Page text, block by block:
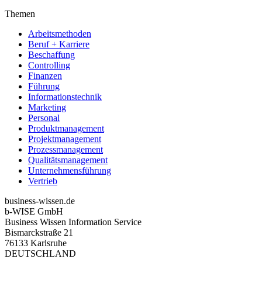
Themen
Arbeitsmethoden
Beruf + Karriere
Beschaffung
Controlling
Finanzen
Führung
Informationstechnik
Marketing
Personal
Produktmanagement
Projektmanagement
Prozessmanagement
Qualitätsmanagement
Unternehmensführung
Vertrieb
business-wissen.de
b-WISE GmbH
Business Wissen Information Service
Bismarckstraße 21
76133 Karlsruhe
DEUTSCHLAND